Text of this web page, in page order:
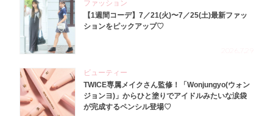
ファッション
【1週間コーデ】7／21(火)〜7／25(土)最新ファッ
ションをピックアップ♡
ビューティー
TWICE専属メイクさん監修！「Wonjungyo(ウォン
ジョンヨ)」からひと塗りでアイドルみたいな涙袋
が完成するペンシル登場♡